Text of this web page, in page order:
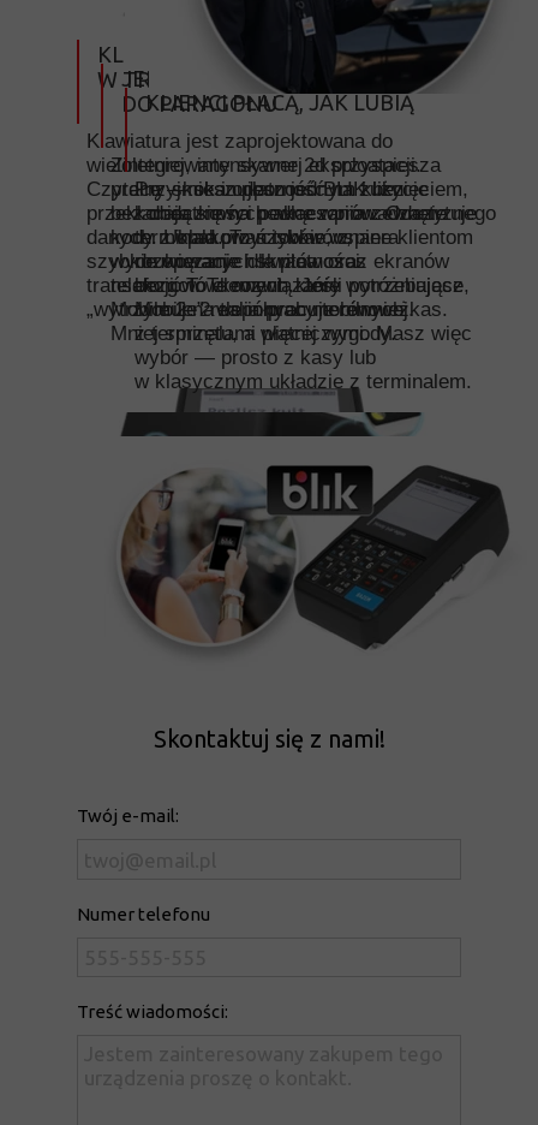
Przyjmiesz płatność BLIK bez
konieczności podłączania zewnętrznego
terminala. To szybkie, znane klientom
rozwiązanie dla płatności
bezgotówkowych. Jeśli potrzebujesz,
Mobile 2 współpracuje również
z terminalami płatniczymi. Masz więc
wybór — prosto z kasy lub
w klasycznym układzie z terminalem.
KLIENCI PŁACĄ, JAK LUBIĄ
Zintegrowany skaner 2d przyspiesza
pracę — skanujesz jednym kliknięciem,
bez dodatkowych akcesoriów. Odczytuje
kody z opakowań towarów,
wydrukowanych kwitów oraz ekranów
telefonów. To rozwiązanie wyróżniające
Mobile 2 na tle innych mobilnych kas.
Mniej sprzętu, a więcej wygody.
JEDNYM KLIKNIĘCIEM OD SKANU
DO PARAGONU
Klawiatura jest zaprojektowana do
wieloletniej, intensywnej eksploatacji.
Czytelny skok i odporność na zużycie
przekładają się na pewne wprowadzanie
danych. Układ przycisków wspiera
szybkie operacje i skraca czas
transakcji. To element, który
„wytrzymuje” realia pracy terenowej.
KLIK I DZIAŁA — NAWET
W TRUDNYCH WARUNKACH
Skontaktuj się z nami!
Twój e-mail:
Numer telefonu
Treść wiadomości: